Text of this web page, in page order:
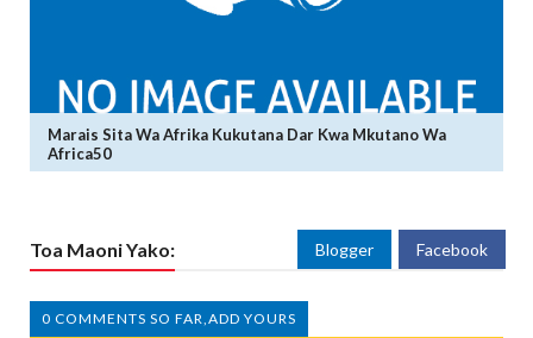
Marais Sita Wa Afrika Kukutana Dar Kwa Mkutano Wa
Africa50
Toa Maoni Yako: Blogger Facebook
0 COMMENTS SO FAR,ADD YOURS